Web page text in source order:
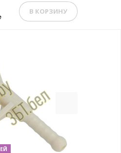
В КОРЗИНУ